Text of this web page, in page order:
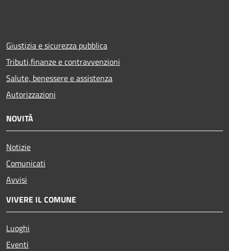
Giustizia e sicurezza pubblica
Tributi,finanze e contravvenzioni
Salute, benessere e assistenza
Autorizzazioni
NOVITÀ
Notizie
Comunicati
Avvisi
VIVERE IL COMUNE
Luoghi
Eventi